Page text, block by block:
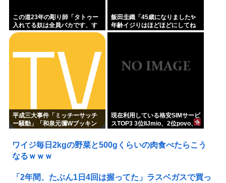
この道23年の彫り師「タトゥー
入れてる奴は全員バカです、す
ごい民度低い」
飯田圭織「45歳になりました✨
年齢イジりはほどほどにしてね
」
平成三大事件「ミッチーサッチ
ー騒動」「和泉元彌Wブッキン
現在利用している格安SIMサービ
スTOP3 3位IIJmio、2位povo、1
ワイジ毎日2kgの野菜と500gくらいの肉食べたらこう
なるｗｗｗ
「2年間、たぶん1日4回は握ってた」ラスベガスで買っ